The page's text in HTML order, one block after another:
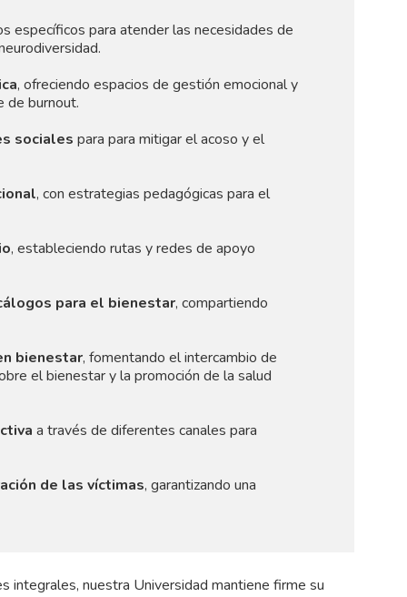
específicos para atender las necesidades de
, ofreciendo espacios de gestión emocional y
de burnout.
sociales para para mitigar el acoso y el
, con estrategias pedagógicas para el
, estableciendo rutas y redes de apoyo
para el bienestar, compartiendo
bienestar, fomentando el intercambio de
el bienestar y la promoción de la salud
a través de diferentes canales para
de las víctimas, garantizando una
integrales, nuestra Universidad mantiene firme su